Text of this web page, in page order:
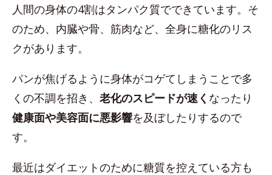
人間の身体の4割はタンパク質でできています。そ
のため、内臓や骨、筋肉など、全身に糖化のリス
クがあります。
パンが焦げるように身体がコゲてしまうことで多
くの不調を招き、 老化のスピードが速く なったり
健康面や美容面に悪影響を及ぼしたりするので
す。
最近はダイエットのために糖質を控えている方も